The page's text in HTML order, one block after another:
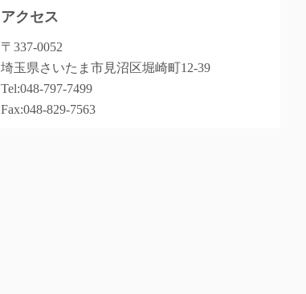
アクセス
〒337-0052
埼玉県さいたま市見沼区堀崎町12-39
Tel:048-797-7499
Fax:048-829-7563